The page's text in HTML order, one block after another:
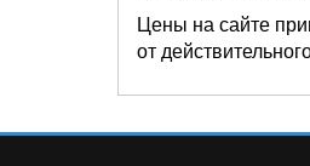
Цены на сайте
от